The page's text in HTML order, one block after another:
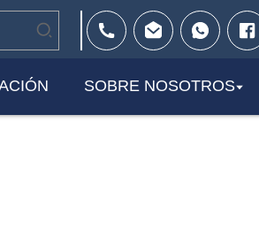
SOBRE NOSOTROS